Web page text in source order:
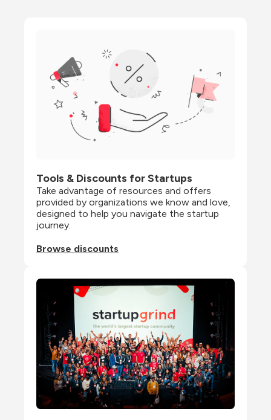
Tools & Discounts for Startups
Take advantage of resources and offers
provided by organizations we know and love,
designed to help you navigate the startup
journey.
Browse discounts